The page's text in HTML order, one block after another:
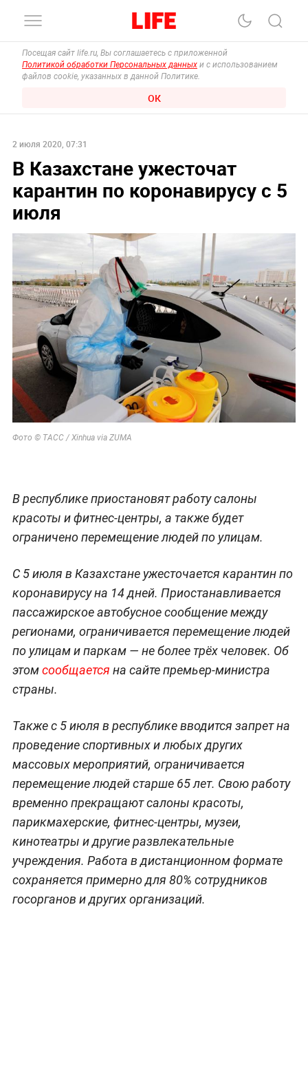
Посещая сайт life.ru, Вы соглашаетесь с приложенной
Политикой обработки Персональных данных и с использованием
файлов cookie, указанных в данной Политике.
ОК
2 июля 2020, 07:31
В Казахстане ужесточат
карантин по коронавирусу с 5
июля
Фото © ТАСС / Xinhua via ZUMA
В республике приостановят работу салоны
красоты и фитнес-центры, а также будет
ограничено перемещение людей по улицам.
С 5 июля в Казахстане ужесточается карантин по
коронавирусу на 14 дней. Приостанавливается
пассажирское автобусное сообщение между
регионами, ограничивается перемещение людей
по улицам и паркам — не более трёх человек. Об
этомсообщается на сайте премьер-министра
страны.
Также с 5 июля в республике вводится запрет на
проведение спортивных и любых других
массовых мероприятий, ограничивается
перемещение людей старше 65 лет. Свою работу
временно прекращают салоны красоты,
парикмахерские, фитнес-центры, музеи,
кинотеатры и другие развлекательные
учреждения. Работа в дистанционном формате
сохраняется примерно для 80% сотрудников
госорганов и других организаций.